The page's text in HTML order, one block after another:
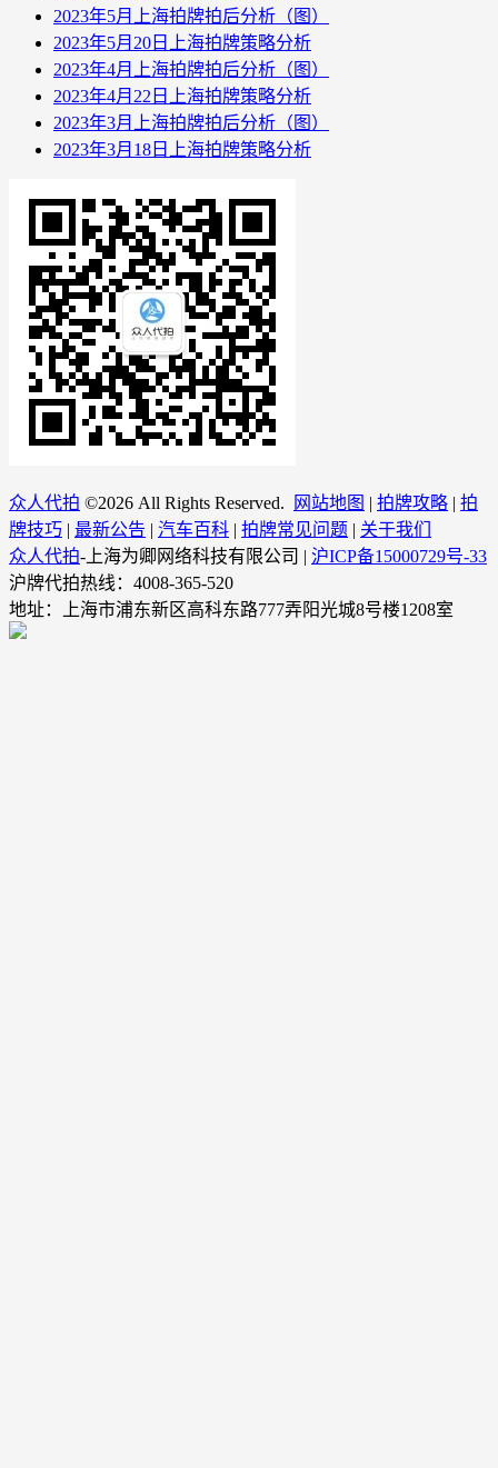
2023年5月上海拍牌拍后分析（图）
2023年5月20日上海拍牌策略分析
2023年4月上海拍牌拍后分析（图）
2023年4月22日上海拍牌策略分析
2023年3月上海拍牌拍后分析（图）
2023年3月18日上海拍牌策略分析
众人代拍 ©2026 All Rights Reserved. 网站地图 | 拍牌攻略 | 拍
牌技巧 | 最新公告 | 汽车百科 | 拍牌常见问题 | 关于我们
众人代拍-上海为卿网络科技有限公司 | 沪ICP备15000729号-33
沪牌代拍热线：4008-365-520
地址：上海市浦东新区高科东路777弄阳光城8号楼1208室